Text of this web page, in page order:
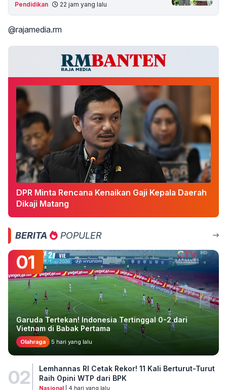
Pendidikan 22 jam yang lalu
@rajamedia.rm
DPR Minta Rencana Kenaikan Gaji Kepala Daerah
Dikaji Matang
BERITA POPULER
01
Garuda Tertekan! Indonesia Tertinggal 0-2 dari
Vietnam di Babak Pertama
Olahraga 5 hari yang lalu
02
Lemhannas RI Cetak Rekor! 11 Kali Berturut-Turut
Raih Opini WTP dari BPK
Nasional| 4 hari yang lalu